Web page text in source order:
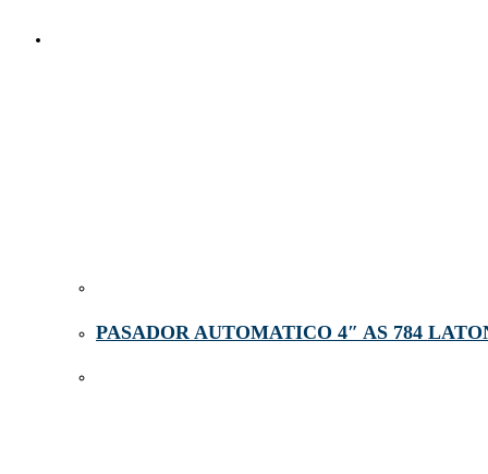
PASADOR AUTOMATICO 4″ AS 784